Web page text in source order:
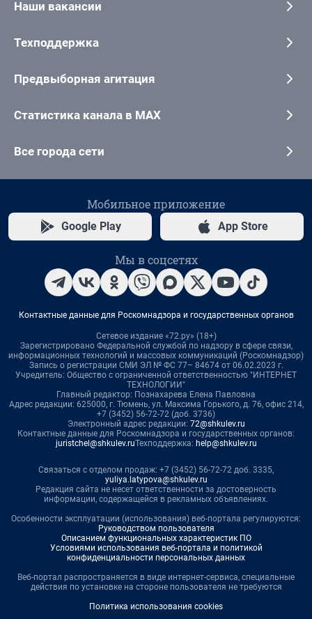
Наши вакансии
Техподдержка
Предвыборная агитация
Статистика канала в MAX
Все города сети
Мобильное приложение
Google Play App Store
Мы в соцсетях
Контактные данные для Роскомнадзора и государственных органов
Сетевое издание «72.ру» (18+)
Зарегистрировано Федеральной службой по надзору в сфере связи,
информационных технологий и массовых коммуникаций (Роскомнадзор)
Запись о регистрации СМИ ЭЛ № ФС 77– 84674 от 06.02.2023 г.
Учредитель: Общество с ограниченной ответственностью "ИНТЕРНЕТ
ТЕХНОЛОГИИ"
Главный редактор: Познахарева Елена Павловна
Адрес редакции: 625000, г. Тюмень, ул. Максима Горького, д. 76, офис 214,
+7 (3452) 56-72-72 (доб. 3736)
Электронный адрес редакции: 72@shkulev.ru
Контактные данные для Роскомнадзора и государственных органов:
juristchel@shkulev.ruТехподдержка: help@shkulev.ru
Связаться с отделом продаж: +7 (3452) 56-72-72 доб. 3335,
yuliya.latypova@shkulev.ru
Редакция сайта не несет ответственности за достоверность
информации, содержащейся в рекламных объявлениях.
Особенности эксплуатации (использования) веб-портала регулируются:
Руководством пользователя
Описанием функциональных характеристик ПО
Условиями использования веб-портала и политикой
конфиденциальности персональных данных
Веб-портал распространяется в виде интернет-сервиса, специальные
действия по установке на стороне пользователя не требуются
Политика использования cookies